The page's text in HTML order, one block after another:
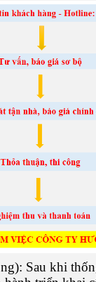
Sau khi